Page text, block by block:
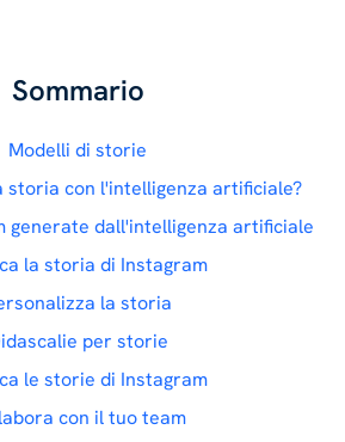
Sommario
Modelli di storie
storia con l'intelligenza artificiale?
generate dall'intelligenza artificiale
la storia di Instagram
la storia
per storie
le storie di Instagram
con il tuo team